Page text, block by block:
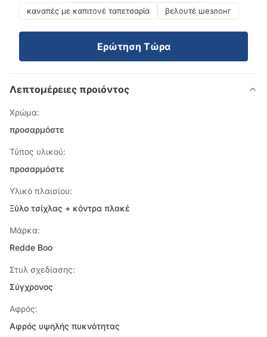
καναπές με καπιτονέ ταπετσαρία
βελουτέ шезлонг
Ερώτηση Τώρα
Λεπτομέρειες προιόντος
Χρώμα:
προσαρμόστε
Τύπος υλικού:
προσαρμόστε
Υλικό πλαισίου:
Ξύλο τσίχλας + κόντρα πλακέ
Μάρκα:
Redde Boo
Στυλ σχεδίασης:
Σύγχρονος
Αφρός:
Αφρός υψηλής πυκνότητας